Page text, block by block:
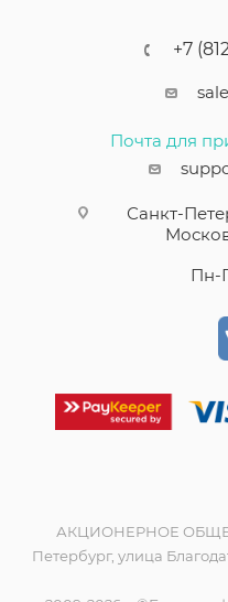
+7
Почта для
Санкт-
Пн-
АКЦИОНЕРНОЕ
Петербург, улица